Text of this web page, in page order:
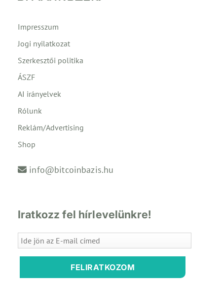
Impresszum
Jogi nyilatkozat
Szerkesztői politika
ÁSZF
AI irányelvek
Rólunk
Reklám/Advertising
Shop
info@bitcoinbazis.hu
Iratkozz fel hírlevelünkre!
FELIRATKOZOM